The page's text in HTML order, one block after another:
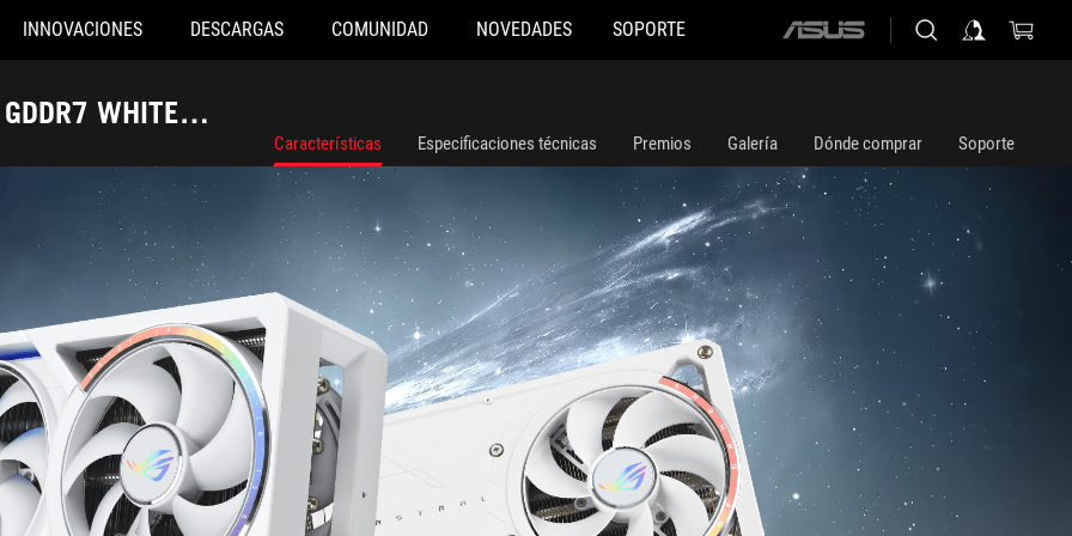
INNOVACIONES DESCARGAS COMUNIDAD NOVEDADES SOPORTE
ASUS
WHITE
Características Especificaciones técnicas Premios Galería Dónde comprar Soporte